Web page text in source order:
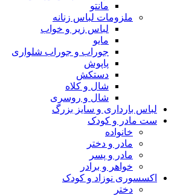
مانتو
ملزومات لباس زنانه
لباس زیر و خواب
مایو
جوراب و جوراب شلواری
پاپوش
دستکش
شال و کلاه
شال و روسری
لباس بارداری و سایز بزرگ
ست مادر و کودک
خانواده
مادر و دختر
مادر و پسر
خواهر و برادر
اکسسوری نوزاد و کودک
دختر